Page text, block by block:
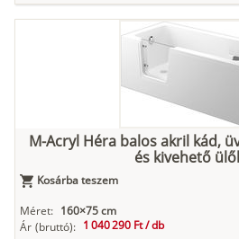
M-Acryl Héra balos akril kád,
és kivehető
Kosárba teszem
Méret: 160×75 cm
Ár (bruttó): 1 040 290 Ft /db